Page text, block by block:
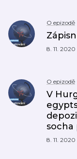
O epizodě
8. 11. 2020
O epizodě
V
socha
8. 11. 2020